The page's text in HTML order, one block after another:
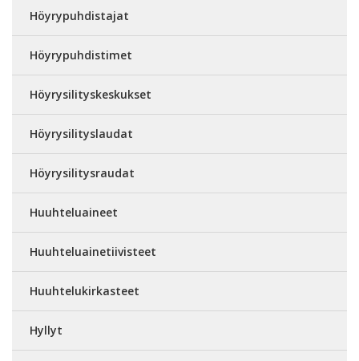
Höyrypuhdistajat
Höyrypuhdistimet
Höyrysilityskeskukset
Höyrysilityslaudat
Höyrysilitysraudat
Huuhteluaineet
Huuhteluainetiivisteet
Huuhtelukirkasteet
Hyllyt